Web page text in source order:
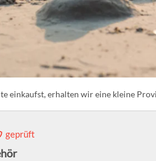
einkaufst, erhalten wir eine kleine
geprüft